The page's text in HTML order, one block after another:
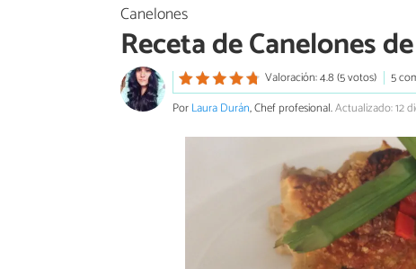
Canelones
Receta de Canelones
Valoración: 4.8 (5 votos)
5
PorLaura Durán, Chef profesional.Actualizado: 12